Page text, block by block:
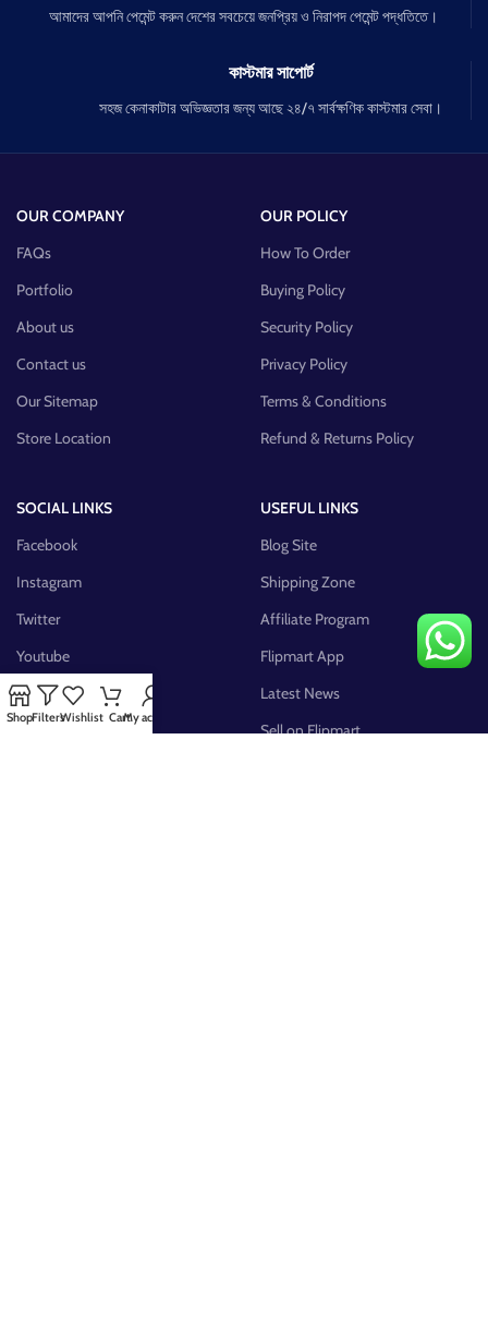
আমাদের আপনি পেমেন্ট করুন দেশের সবচেয়ে জনপ্রিয় ও নিরাপদ পেমেন্ট পদ্ধতিতে।
কাস্টমার সাপোর্ট
সহজ কেনাকাটার অভিজ্ঞতার জন্য আছে ২৪/৭ সার্বক্ষণিক কাস্টমার সেবা।
OUR COMPANY
FAQs
Portfolio
About us
Contact us
Our Sitemap
Store Location
OUR POLICY
How To Order
Buying Policy
Security Policy
Privacy Policy
Terms & Conditions
Refund & Returns Policy
SOCIAL LINKS
Facebook
Instagram
Twitter
Youtube
Pinterest
FB Group
USEFUL LINKS
Blog Site
Shipping Zone
Affiliate Program
Flipmart App
Latest News
Sell on Flipmart
ShopFiltersWishlist CartMy account